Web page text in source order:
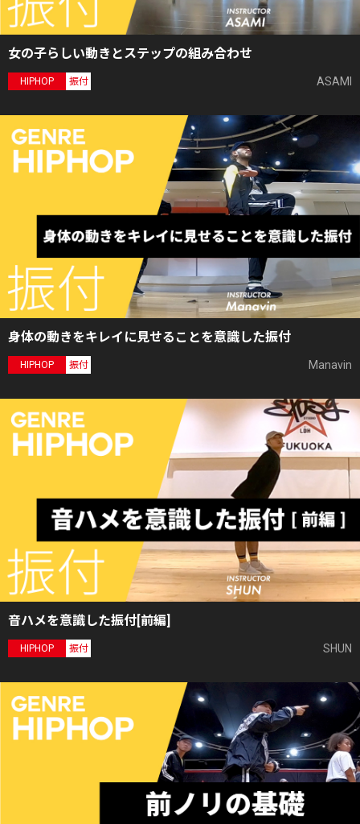
女の子らしい動きとステップの組み合わせ
HIPHOP 振付 ASAMI
身体の動きをキレイに見せることを意識した振付
HIPHOP 振付 Manavin
音ハメを意識した振付[前編]
HIPHOP 振付 SHUN